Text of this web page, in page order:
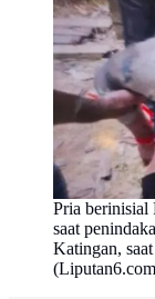
Pria berinisial
saat
Katingan,